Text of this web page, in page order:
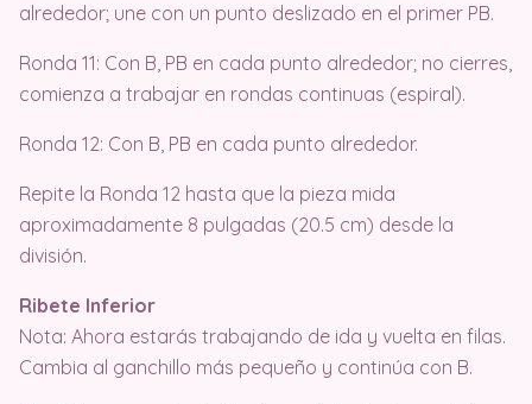
alrededor; une con un punto deslizado en el primer PB.
Ronda 11: Con B, PB en cada punto alrededor; no cierres,
comienza a trabajar en rondas continuas (espiral).
Ronda 12: Con B, PB en cada punto alrededor.
Repite la Ronda 12 hasta que la pieza mida
aproximadamente 8 pulgadas (20.5 cm) desde la
división.
Ribete Inferior
Nota: Ahora estarás trabajando de ida y vuelta en filas.
Cambia al ganchillo más pequeño y continúa con B.